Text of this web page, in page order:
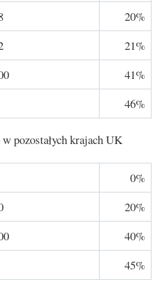
20%
21%
41%
46%
pozostałych krajach UK
0%
20%
40%
45%